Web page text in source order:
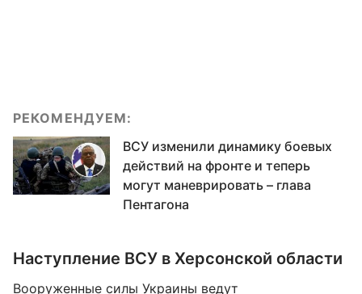
РЕКОМЕНДУЕМ:
ВСУ изменили динамику боевых
действий на фронте и теперь
могут маневрировать – глава
Пентагона
Наступление ВСУ в Херсонской области
Вооруженные силы Украины ведут